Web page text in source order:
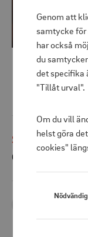
Genom att
samtycke
har också
du
det specifika
"Tillåt urval".
Om du vill
helst göra
cookies"
Shoppris
Ord. pris